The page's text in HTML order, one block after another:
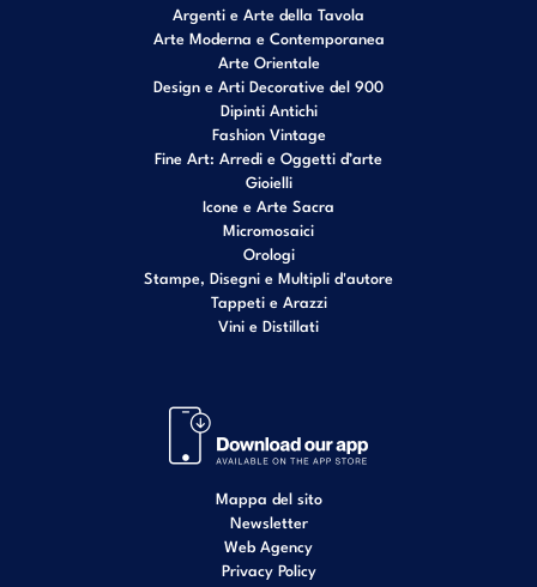
Argenti e Arte della Tavola
Arte Moderna e Contemporanea
Arte Orientale
Design e Arti Decorative del 900
Dipinti Antichi
Fashion Vintage
Fine Art: Arredi e Oggetti d’arte
Gioielli
Icone e Arte Sacra
Micromosaici
Orologi
Stampe, Disegni e Multipli d'autore
Tappeti e Arazzi
Vini e Distillati
Mappa del sito
Newsletter
Web Agency
Privacy Policy